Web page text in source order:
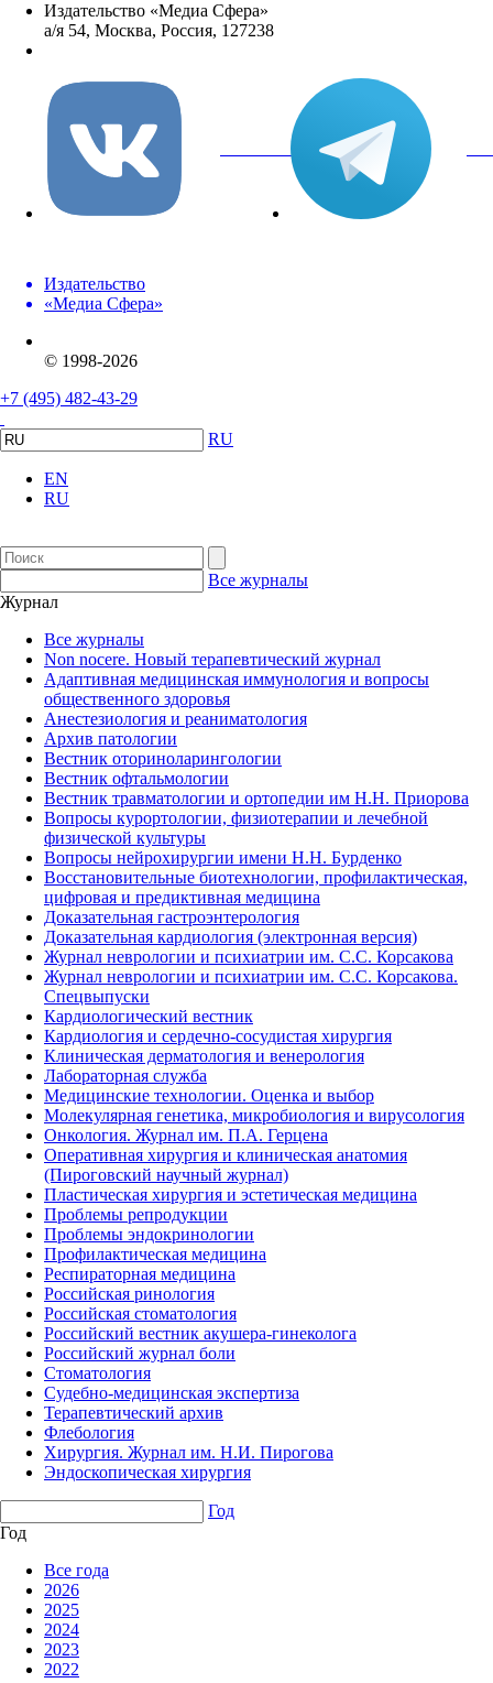
Издательство «Медиа Сфера»
а/я 54, Москва, Россия, 127238
вКонтакте
Издательство
«Медиа Сфера»
© 1998-2026
+7 (495) 482-43-29
RU
EN
RU
Все журналы
Журнал
Все журналы
Non nocere. Новый терапевтический журнал
Адаптивная медицинская иммунология и вопросы
общественного здоровья
Анестезиология и реаниматология
Архив патологии
Вестник оториноларингологии
Вестник офтальмологии
Вестник травматологии и ортопедии им Н.Н. Приорова
Вопросы курортологии, физиотерапии и лечебной
физической культуры
Вопросы нейрохирургии имени Н.Н. Бурденко
Восстановительные биотехнологии, профилактическая,
цифровая и предиктивная медицина
Доказательная гастроэнтерология
Доказательная кардиология (электронная версия)
Журнал неврологии и психиатрии им. С.С. Корсакова
Журнал неврологии и психиатрии им. С.С. Корсакова.
Спецвыпуски
Кардиологический вестник
Кардиология и сердечно-сосудистая хирургия
Клиническая дерматология и венерология
Лабораторная служба
Медицинские технологии. Оценка и выбор
Молекулярная генетика, микробиология и вирусология
Онкология. Журнал им. П.А. Герцена
Оперативная хирургия и клиническая анатомия
(Пироговский научный журнал)
Пластическая хирургия и эстетическая медицина
Проблемы репродукции
Проблемы эндокринологии
Профилактическая медицина
Респираторная медицина
Российская ринология
Российская стоматология
Российский вестник акушера-гинеколога
Российский журнал боли
Стоматология
Судебно-медицинская экспертиза
Терапевтический архив
Флебология
Хирургия. Журнал им. Н.И. Пирогова
Эндоскопическая хирургия
Год
Год
Все года
2026
2025
2024
2023
2022